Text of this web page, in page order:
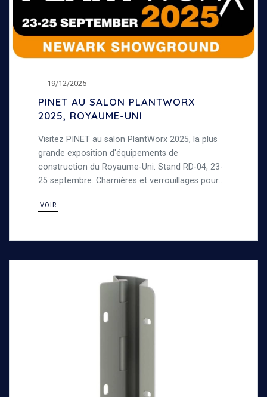
19/12/2025
PINET AU SALON PLANTWORX
2025, ROYAUME-UNI
Visitez PINET au salon PlantWorx 2025, la plus
grande exposition d'équipements de
construction du Royaume-Uni. Stand RD-04, 23-
25 septembre. Charnières et verrouillages pour
VOIR